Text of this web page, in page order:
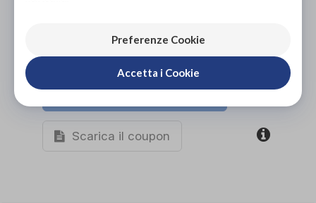
Scarica il coupon
Preferenze Cookie
Accetta i Cookie